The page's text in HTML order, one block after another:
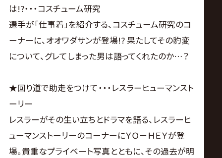
は!?・・・コスチューム研究
選手が「仕事着」を紹介する、コスチューム研究のコ
ーナーに、オオワダサンが登場!? 果たしてその豹変
について、グレてしまった男は語ってくれたのか…？
★回り道で助走をつけて・・・レスラーヒューマンスト
ーリー
レスラーがその生い立ちとドラマを語る、レスラーヒ
ューマンストーリーのコーナーにＹＯ－ＨＥＹが登
場。貴重なプライベート写真とともに、その過去が明